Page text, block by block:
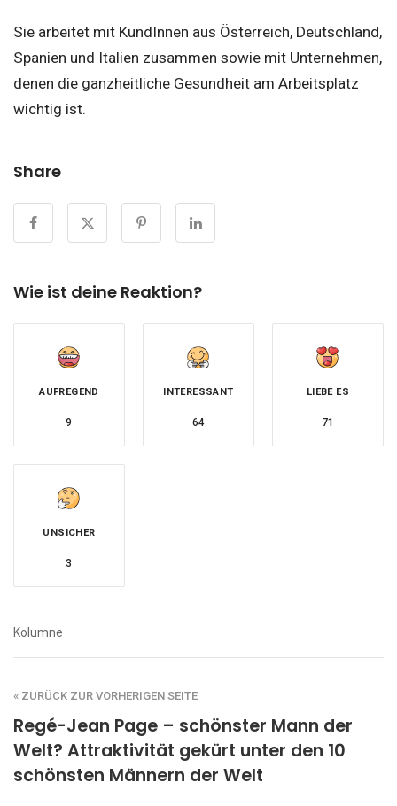
Sie arbeitet mit KundInnen aus Österreich, Deutschland,
Spanien und Italien zusammen sowie mit Unternehmen,
denen die ganzheitliche Gesundheit am Arbeitsplatz
wichtig ist.
Share
Wie ist deine Reaktion?
AUFREGEND
9
INTERESSANT
64
LIEBE ES
71
UNSICHER
3
Kolumne
« ZURÜCK ZUR VORHERIGEN SEITE
Regé-Jean Page – schönster Mann der
Welt? Attraktivität gekürt unter den 10
schönsten Männern der Welt